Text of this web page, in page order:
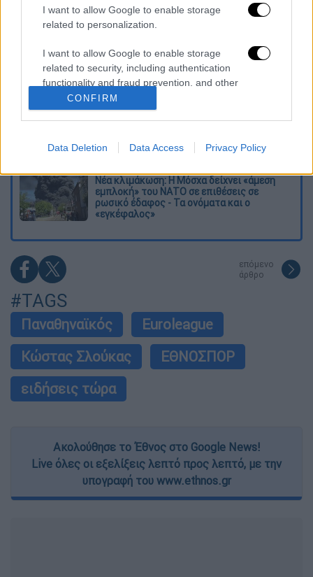
I want to allow Google to enable storage
related to personalization.
I want to allow Google to enable storage
related to security, including authentication
functionality and fraud prevention, and other
user protection.
CONFIRM
Data Deletion Data Access Privacy Policy
Βοιωτία: Κλείνει το αιολικό πάρκο από
όπου ξεκίνησε η φωτιά - Στο στόχαστρο
όλα τα έργα του συλληφθέντα δημάρχου
Σοκαριστικό βίντεο από το τροχαίο στις
Σέρρες που σκοτώθηκαν μητέρα και γιος:
Το ΙΧ πέφτει πάνω στο φορτηγό
Ο Ερυθρός Σταυρός έσβησε βίντεο για το
κατηγορούμενου για τη δολοφονία της
Ελίζαμπεθ
Νέα κλιμάκωση: Η Μόσχα δείχνει «άμεση
εμπλοκή» του ΝΑΤΟ σε επιθέσεις σε
ρωσικό έδαφος - Τα ονόματα και ο
«εγκέφαλος»
επόμενο
άρθρο
#TAGS
Παναθηναϊκός
Euroleague
Κώστας Σλούκας
ΕΘΝΟΣΠΟΡ
ειδήσεις τώρα
Ακολούθησε το Έθνος στο Google News!
Live όλες οι εξελίξεις λεπτό προς λεπτό, με την
υπογραφή του www.ethnos.gr